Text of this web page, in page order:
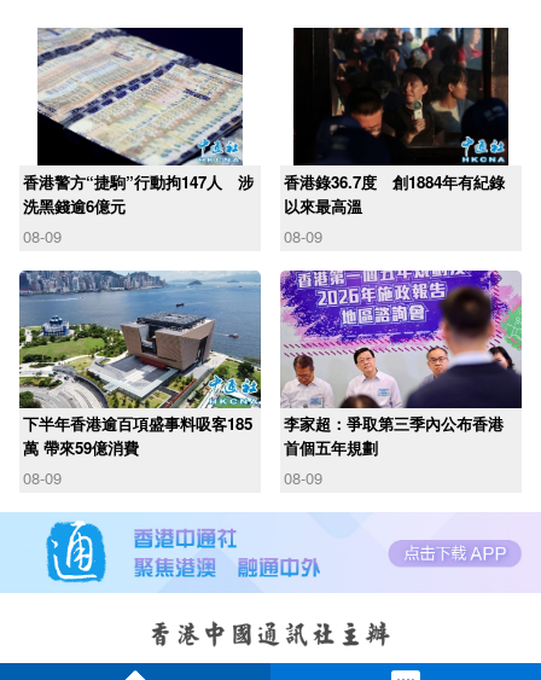
香港警方“捷駒”行動拘147人 涉
洗黑錢逾6億元
08-09
香港錄36.7度 創1884年有紀錄
以來最高溫
08-09
下半年香港逾百項盛事料吸客185
萬 帶來59億消費
08-09
李家超：爭取第三季內公布香港
首個五年規劃
08-09